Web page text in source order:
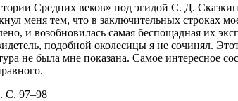
Средних веков» под эгидой С. Д.
меня тем, что в заключительных строках
и возобновилась самая беспощадная их
подобной околесицы я не
не была мне показана. Самое интересное
С. 97–98